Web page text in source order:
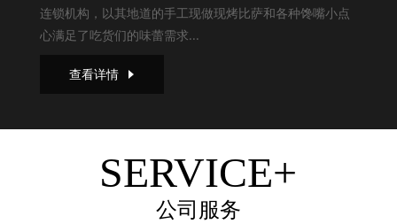
连锁机构，以其地道的手工现做现烤比萨和各种馋嘴小点
心满足了吃货们的味蕾需求...
查看详情
SERVICE+
公司服务